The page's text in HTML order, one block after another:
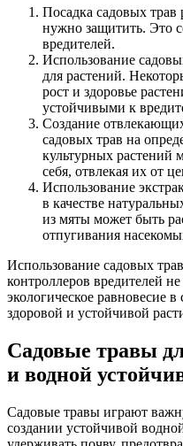
Посадка садовых трав
нужно защитить. Это
вредителей.
Использование
для растений.
рост и здоровье
устойчивыми к
Создание
садовых трав на
культурных растений
себя, отвлекая их от
Использование
в качестве
из мяты может быть
отпугивания
Использование садовых
контроллеров вредителей
экологическое равновесие
здоровой и устойчивой
Садовые травы
и водной
Садовые травы играют
создании устойчивой